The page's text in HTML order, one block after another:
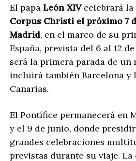
El papa León XIVcelebrará la
Corpus Christi el próximo 7
Madrid, en el marco de su
España, prevista del 6 al 12
será la primera parada de un
incluirá también Barcelona y
Canarias.
El Pontífice permanecerá en
y el 9 de junio, donde
grandes celebraciones
previstas durante su viaje.